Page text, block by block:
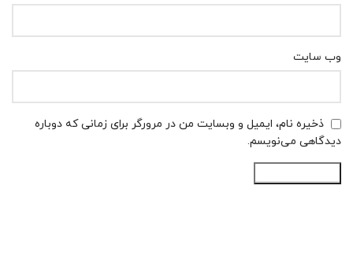
وب‌ سایت
ذخیره نام، ایمیل و وبسایت من در مرورگر برای زمانی که دوباره
دیدگاهی می‌نویسم.